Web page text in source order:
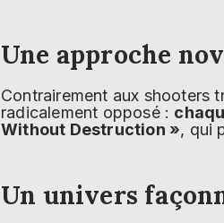
Une approche
Contrairement aux shooters
radicalement opposé :
Without Destruction », qui
Un univers